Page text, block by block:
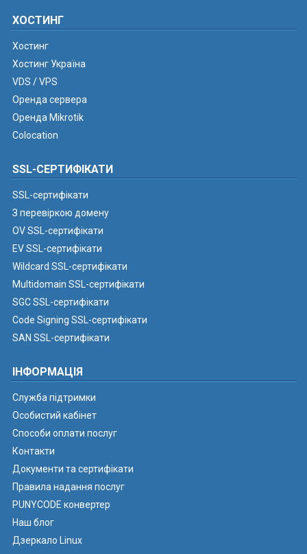
ХОСТИНГ
Хостинг
Хостинг Україна
VDS / VPS
Оренда сервера
Оренда Mikrotik
Colocation
SSL-СЕРТИФІКАТИ
SSL-сертифікати
З перевіркою домену
OV SSL-сертифікати
EV SSL-сертифікати
Wildcard SSL-сертифікати
Multidomain SSL-сертифікати
SGC SSL-сертифікати
Code Signing SSL-сертифікати
SAN SSL-сертифікати
ІНФОРМАЦІЯ
Служба підтримки
Особистий кабінет
Способи оплати послуг
Контакти
Документи та сертифікати
Правила надання послуг
PUNYCODE конвертер
Наш блог
Дзеркало Linux